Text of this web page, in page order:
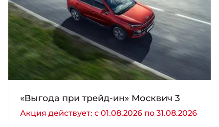
«Выгода при трейд-ин» Москвич 3
Акция действует: с 01.08.2026 по 31.08.2026